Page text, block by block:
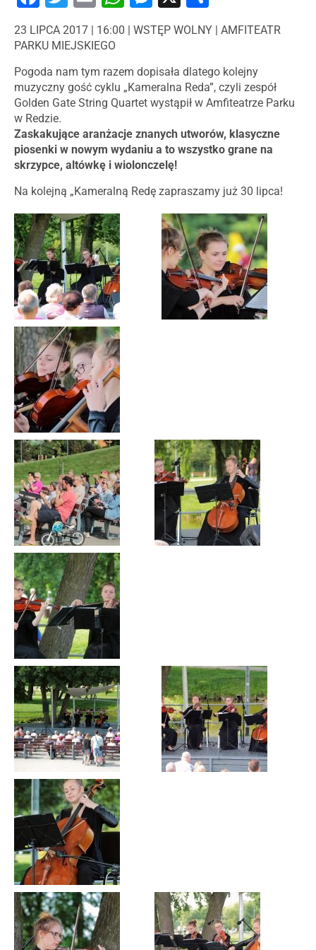
23 LIPCA 2017 | 16:00 | WSTĘP WOLNY | AMFITEATR
PARKU MIEJSKIEGO
Pogoda nam tym razem dopisała dlatego kolejny
muzyczny gość cyklu „Kameralna Reda”, czyli zespół
Golden Gate String Quartet wystąpił w Amfiteatrze Parku
w Redzie.
Zaskakujące aranżacje znanych utworów, klasyczne
piosenki w nowym wydaniu a to wszystko grane na
skrzypce, altówkę i wiolonczelę!
Na kolejną „Kameralną Redę zapraszamy już 30 lipca!